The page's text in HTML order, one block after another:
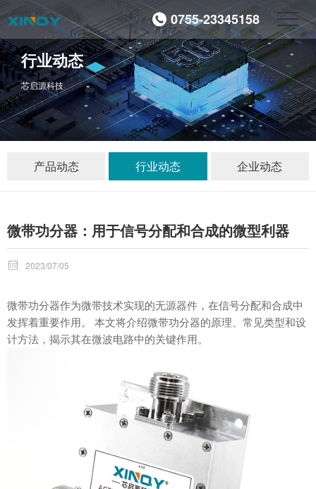
0755-23345158
行业动态
芯启源科技
产品动态 行业动态 企业动态
微带功分器：用于信号分配和合成的微型利器
 2023/07/05
微带功分器作为微带技术实现的无源器件，在信号分配和合成中
发挥着重要作用。 本文将介绍微带功分器的原理、常见类型和设
计方法，揭示其在微波电路中的关键作用。